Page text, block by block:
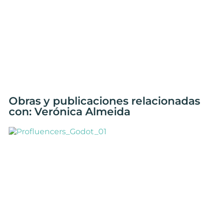
Obras y publicaciones relacionadas
con: Verónica Almeida